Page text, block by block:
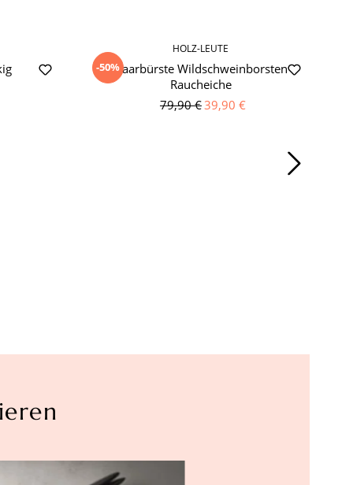
-50%
HOLZ-LEUTE
Haarbürste Wildschweinborsten
Raucheiche
79,90 €39,90 €